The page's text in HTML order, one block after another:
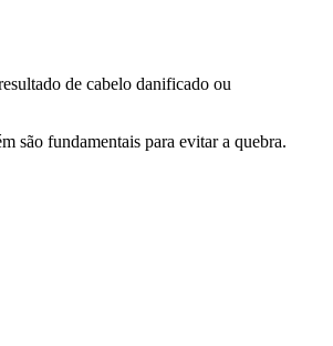
de cabelo danificado ou
são fundamentais para evitar a quebra.